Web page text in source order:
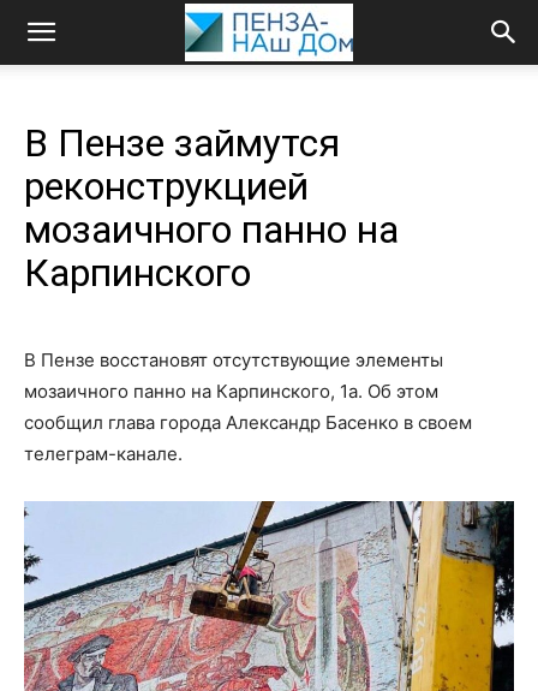
В Пензе займутся
реконструкцией
мозаичного панно на
Карпинского
В Пензе восстановят отсутствующие элементы
мозаичного панно на Карпинского, 1а. Об этом
сообщил глава города Александр Басенко в своем
телеграм-канале.